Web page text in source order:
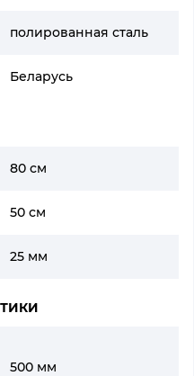
полированная сталь
Беларусь
80 см
50 см
25 мм
500 мм